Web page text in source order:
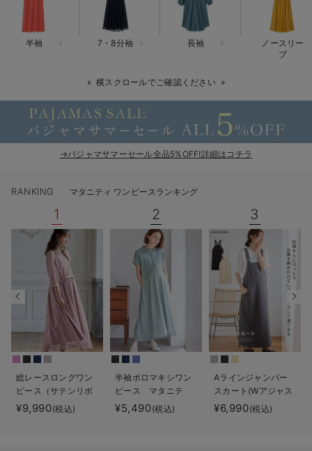
買って正解！高評価レビューアイテム
冬に可愛いニットがお得！
親子コーデ｜ママとベビーにおすすめ！
便利な育児家電
Gift Selection 出産祝い
保育園・入園準備特集
ファルスカ
デロンギ
入院準備の持ち物チェック
半袖 7・8分袖 長袖
ノースリー
ブ
横スクロールでご確認ください
→パジャマサマーセール全品5%OFF!詳細はコチラ
RANKING マタニティ ワンピースランキング
1
総レースロングワン
ピース（サテンリボ
ンベルト付） マタ
ニティ・授乳服【出
¥9,990(税込)
2
半袖ポロマキシワン
ピース マタニテ
ィ・授乳服【出産後
も長く使える】
¥5,490(税込)
3
Aラインジャンパー
スカート(Wアジャス
ター付) マタニテ
ィ・授乳服【出産後
¥6,990(税込)